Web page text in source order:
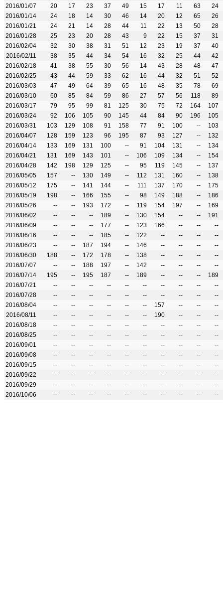
2016/01/07
20 17 23 37 49 15 17 11 63
24
2016/01/14
24 18 14 30 46 14 20 12 65
26
2016/01/21
24 21 14 28 44 11 22 13 50
28
2016/01/28
25 23 20 28 43 9 22 15 37
31
2016/02/04
32 30 38 31 51 12 23 19 37
40
2016/02/11
38 35 44 34 54 16 32 25 44
42
2016/02/18
41 38 55 30 56 14 43 28 48
47
2016/02/25
43 44 59 33 62 16 44 32 51
52
2016/03/03
47 49 64 39 65 16 48 35 78
69
2016/03/10
60 85 84 59 86 27 57 56 118
89
2016/03/17
79 95 99 81 125 30 75 72 164
107
2016/03/24
92 106 105 90 145 44 84 90 196
105
2016/03/31
103 129 108 91 158 77 91 100 --
103
2016/04/07
128 159 123 96 195 87 93 127 --
132
2016/04/14
133 169 131 100 -- 91 104 131 --
134
2016/04/21
131 169 143 101 -- 106 109 134 --
154
2016/04/28
142 198 129 125 -- 95 119 145 --
137
2016/05/05
157 -- 130 149 -- 112 131 160 --
138
2016/05/12
175 -- 141 144 -- 111 137 170 --
175
2016/05/19
198 -- 166 155 -- 98 149 188 --
186
2016/05/26
-- -- 193 172 -- 119 154 197 --
169
2016/06/02
-- -- -- 189 -- 130 154 -- --
191
2016/06/09
-- -- -- 177 -- 123 166 -- --
--
2016/06/16
-- -- -- 185 -- 122 -- -- --
--
2016/06/23
-- -- 187 194 -- 146 -- -- --
--
2016/06/30
188 -- 172 178 -- 138 -- -- --
--
2016/07/07
-- -- 188 197 -- 142 -- -- --
--
2016/07/14
195 -- 195 187 -- 189 -- -- --
189
2016/07/21
-- -- -- -- -- -- -- -- --
--
2016/07/28
-- -- -- -- -- -- -- -- --
--
2016/08/04
-- -- -- -- -- -- 157 -- --
--
2016/08/11
-- -- -- -- -- -- 190 -- --
--
2016/08/18
-- -- -- -- -- -- -- -- --
--
2016/08/25
-- -- -- -- -- -- -- -- --
--
2016/09/01
-- -- -- -- -- -- -- -- --
--
2016/09/08
-- -- -- -- -- -- -- -- --
--
2016/09/15
-- -- -- -- -- -- -- -- --
--
2016/09/22
-- -- -- -- -- -- -- -- --
--
2016/09/29
-- -- -- -- -- -- -- -- --
--
2016/10/06
-- -- -- -- -- -- -- -- -- --